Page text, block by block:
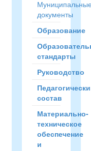
документы
Образование
стандарты
Руководство
состав
Материально-
техническое
обеспечение
и